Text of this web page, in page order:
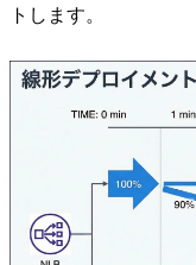
トします。